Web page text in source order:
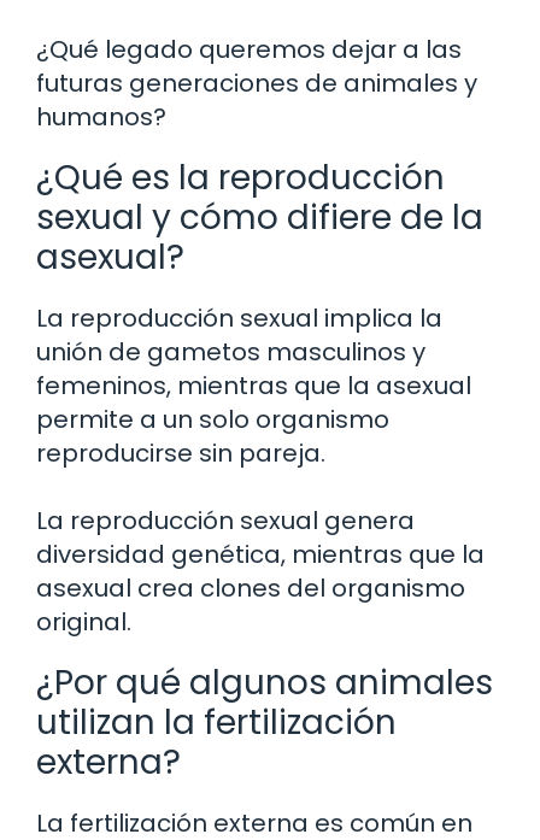
¿Qué legado queremos dejar a las
futuras generaciones de animales y
humanos?
¿Qué es la reproducción
sexual y cómo difiere de la
asexual?
La reproducción sexual implica la
unión de gametos masculinos y
femeninos, mientras que la asexual
permite a un solo organismo
reproducirse sin pareja.
La reproducción sexual genera
diversidad genética, mientras que la
asexual crea clones del organismo
original.
¿Por qué algunos animales
utilizan la fertilización
externa?
La fertilización externa es común en